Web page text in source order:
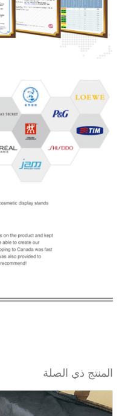
المنتج ذي الصلة